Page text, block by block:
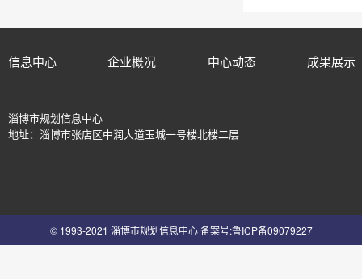
信息中心 企业概况 中心动态 成果展示
淄博市规划信息中心
地址：淄博市张店区中润大道玉城一号楼北楼二层
© 1993-2021 淄博市规划信息中心备案号:鲁ICP备09079227